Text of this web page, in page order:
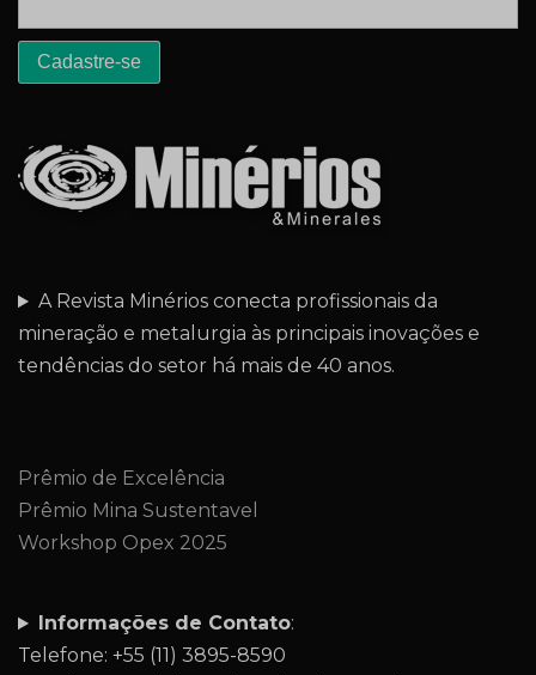
A Revista Minérios conecta profissionais da
mineração e metalurgia às principais inovações e
tendências do setor há mais de 40 anos.
Prêmio de Excelência
Prêmio Mina Sustentavel
Workshop Opex 2025
Informações de Contato:
Telefone: +55 (11) 3895-8590